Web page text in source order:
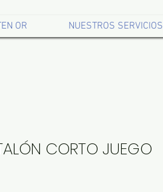
OR NUESTROS SERVICIOS
CORTO JUEGO